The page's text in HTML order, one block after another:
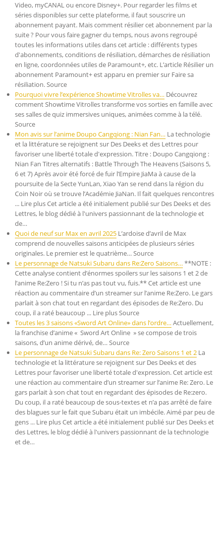
Video, myCANAL ou encore Disney+. Pour regarder les films et
séries disponibles sur cette plateforme, il faut souscrire un
abonnement payant. Mais comment résilier cet abonnement par la
suite ? Pour vous faire gagner du temps, nous avons regroupé
toutes les informations utiles dans cet article : différents types
d'abonnements, conditions de résiliation, démarches de résiliation
en ligne, coordonnées utiles de Paramount+, etc. L’article Résilier un
abonnement Paramount+ est apparu en premier sur Faire sa
résiliation. Source
Pourquoi vivre l’expérience Showtime Vitrolles va… Découvrez
comment Showtime Vitrolles transforme vos sorties en famille avec
ses salles de quiz immersives uniques, animées comme à la télé.
Source
Mon avis sur l’anime Doupo Cangqiong : Nian Fan… La technologie
et la littérature se rejoignent sur Des Deeks et des Lettres pour
favoriser une liberté totale d'expression. Titre : Doupo Cangqiong :
Nian Fan Titres alternatifs : Battle Through The Heavens (Saisons 5,
6 et 7) Après avoir été forcé de fuir l’Empire JiaMa à cause de la
poursuite de la Secte YunLan, Xiao Yan se rend dans la région du
Coin Noir où se trouve l’Académie JiaNan. Il fait quelques rencontres
... Lire plus Cet article a été initialement publié sur Des Deeks et des
Lettres, le blog dédié à l'univers passionnant de la technologie et
de…
Quoi de neuf sur Max en avril 2025 L’ardoise d’avril de Max
comprend de nouvelles saisons anticipées de plusieurs séries
originales. Le premier est le quatrième… Source
Le personnage de Natsuki Subaru dans Re:Zero Saisons…**NOTE :
Cette analyse contient d’énormes spoilers sur les saisons 1 et 2 de
l’anime Re:Zero ! Si tu n’as pas tout vu, fuis.** Cet article est une
réaction au commentaire d’un streamer sur l’anime Re:Zero. Le gars
parlait à son chat tout en regardant des épisodes de Re:Zero. Du
coup, il a raté beaucoup ... Lire plus Source
Toutes les 3 saisons «Sword Art Online» dans l’ordre…Actuellement,
la franchise d’anime « Sword Art Online » se compose de trois
saisons, d’un anime dérivé, de… Source
Le personnage de Natsuki Subaru dans Re: Zero Saisons 1 et 2 La
technologie et la littérature se rejoignent sur Des Deeks et des
Lettres pour favoriser une liberté totale d'expression. Cet article est
une réaction au commentaire d’un streamer sur l’anime Re: Zero. Le
gars parlait à son chat tout en regardant des épisodes de Re:zero.
Du coup, il a raté beaucoup de sous-textes et n’a pas arrêté de faire
des blagues sur le fait que Subaru était un imbécile. Aimé par peu de
gens ... Lire plus Cet article a été initialement publié sur Des Deeks et
des Lettres, le blog dédié à l'univers passionnant de la technologie
et de…